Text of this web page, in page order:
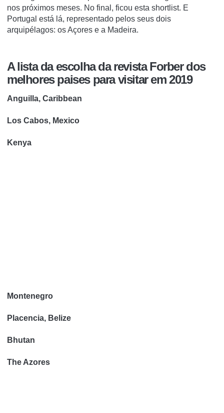
nos próximos meses. No final, ficou esta shortlist. E
Portugal está lá, representado pelos seus dois
arquipélagos: os Açores e a Madeira.
A lista da escolha da revista Forber dos
melhores paises para visitar em 2019
Anguilla, Caribbean
Los Cabos, Mexico
Kenya
Montenegro
Placencia, Belize
Bhutan
The Azores